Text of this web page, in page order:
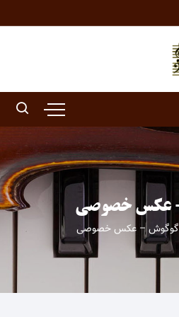
عکس خصوصی
گوگوش – عکس خصوصی